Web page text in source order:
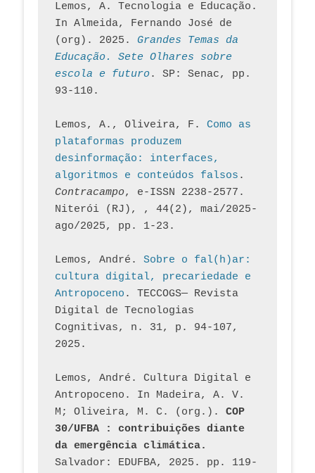
Lemos, A. Tecnologia e Educação.
In Almeida, Fernando José de
(org). 2025. Grandes Temas da
Educação. Sete Olhares sobre
escola e futuro. SP: Senac, pp.
93-110.
Lemos, A., Oliveira, F. Como as
plataformas produzem
desinformação: interfaces,
algoritmos e conteúdos falsos
Contracampo, e-ISSN 2238-2577.
Niterói (RJ), , 44(2), mai/2025-
ago/2025, pp. 1-23.
Lemos, André. Sobre o fal(h)ar:
cultura digital, precariedade e
Antropoceno . TECCOGS— Revista
Digital de Tecnologias
Cognitivas, n. 31, p. 94-107,
2025.
Lemos, André. Cultura Digital e
Antropoceno. In Madeira, A. V.
M; Oliveira, M. C. (org.). COP
30/UFBA : contribuições diante
da emergência climática.
Salvador: EDUFBA, 2025. pp. 119-